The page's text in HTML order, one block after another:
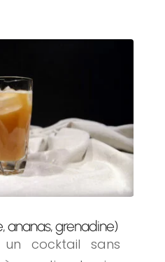
ananas, grenadine)
un cocktail sans